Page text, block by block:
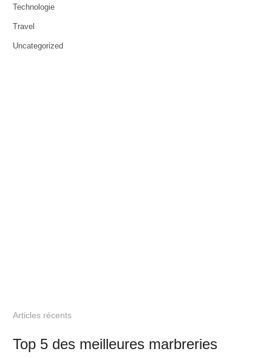
Technologie
Travel
Uncategorized
Articles récents
Top 5 des meilleures marbreries